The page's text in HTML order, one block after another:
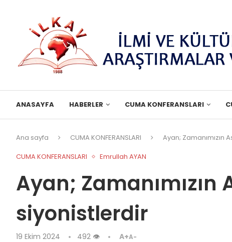
ANASAYFA HABERLER CUMA KONFERANSLARI
Ana sayfa CUMA KONFERANSLARI
Ayan; Zamanımızın
CUMA KONFERANSLARI
Emrullah AYAN
Ayan; Zamanımızın
siyonistlerdir
19 Ekim 2024 492 👁 A+A-